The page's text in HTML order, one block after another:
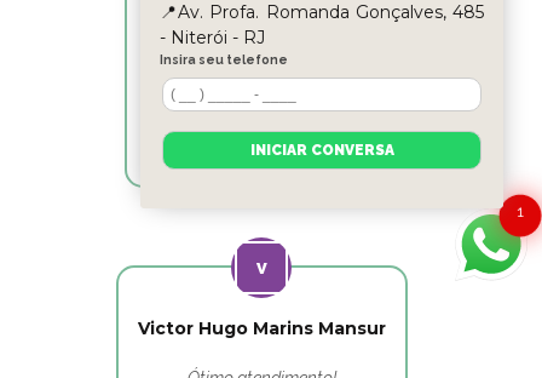
Excelente equipe!!
Victor Hugo Marins Mansur
1
📍Av. Profa. Romanda Gonçalves, 485
- Niterói - RJ
Insira seu telefone
INICIAR CONVERSA